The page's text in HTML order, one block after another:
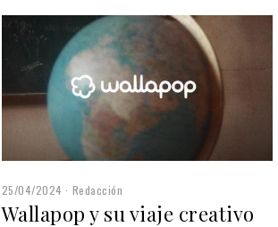
25/04/2024 Redacción
Wallapop y su viaje creativo